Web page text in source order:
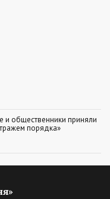
и общественники приняли
порядка»